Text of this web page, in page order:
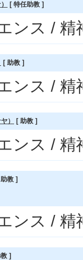
[ 特任助教 ]
ンス / 精
[ 助教 ]
ンス / 精
） [ 助教 ]
ンス / 精
教 ]
ンス / 精
]